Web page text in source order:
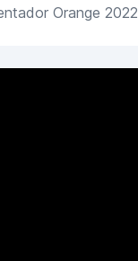
Orange 2022